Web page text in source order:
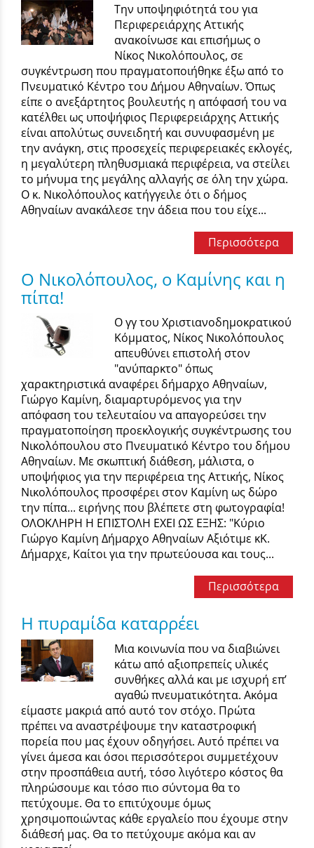
Την υποψηφιότητά του για
Περιφερειάρχης Αττικής
ανακοίνωσε και επισήμως ο
Νίκος Νικολόπουλος, σε
συγκέντρωση που πραγματοποιήθηκε έξω από το
Πνευματικό Κέντρο του Δήμου Αθηναίων. Όπως
είπε ο ανεξάρτητος βουλευτής η απόφασή του να
κατέλθει ως υποψήφιος Περιφερειάρχης Αττικής
είναι απολύτως συνειδητή και συνυφασμένη με
την ανάγκη, στις προσεχείς περιφερειακές εκλογές,
η μεγαλύτερη πληθυσμιακά περιφέρεια, να στείλει
το μήνυμα της μεγάλης αλλαγής σε όλη την χώρα.
O κ. Νικολόπουλος κατήγγειλε ότι ο δήμος
Αθηναίων ανακάλεσε την άδεια που του είχε...
Περισσότερα
Ο Νικολόπουλος, ο Καμίνης και η
πίπα!
Ο γγ του Χριστιανοδημοκρατικού
Κόμματος, Νίκος Νικολόπουλος
απευθύνει επιστολή στον
"ανύπαρκτο" όπως
χαρακτηριστικά αναφέρει δήμαρχο Αθηναίων,
Γιώργο Καμίνη, διαμαρτυρόμενος για την
απόφαση του τελευταίου να απαγορεύσει την
πραγματοποίηση προεκλογικής συγκέντρωσης του
Νικολόπουλου στο Πνευματικό Κέντρο του δήμου
Αθηναίων. Με σκωπτική διάθεση, μάλιστα, ο
υποψήφιος για την περιφέρεια της Αττικής, Νίκος
Νικολόπουλος προσφέρει στον Καμίνη ως δώρο
την πίπα... ειρήνης που βλέπετε στη φωτογραφία!
ΟΛΟΚΛΗΡΗ Η ΕΠΙΣΤΟΛΗ ΕΧΕΙ ΩΣ ΕΞΗΣ: "Κύριο
Γιώργο Καμίνη Δήμαρχο Αθηναίων Αξιότιμε κΚ.
Δήμαρχε, Καίτοι για την πρωτεύουσα και τους...
Περισσότερα
Η πυραμίδα καταρρέει
Μια κοινωνία που να διαβιώνει
κάτω από αξιοπρεπείς υλικές
συνθήκες αλλά και με ισχυρή επ’
αγαθώ πνευματικότητα. Ακόμα
είμαστε μακριά από αυτό τον στόχο. Πρώτα
πρέπει να αναστρέψουμε την καταστροφική
πορεία που μας έχουν οδηγήσει. Αυτό πρέπει να
γίνει άμεσα και όσοι περισσότεροι συμμετέχουν
στην προσπάθεια αυτή, τόσο λιγότερο κόστος θα
πληρώσουμε και τόσο πιο σύντομα θα το
πετύχουμε. Θα το επιτύχουμε όμως
χρησιμοποιώντας κάθε εργαλείο που έχουμε στην
διάθεσή μας. Θα το πετύχουμε ακόμα και αν